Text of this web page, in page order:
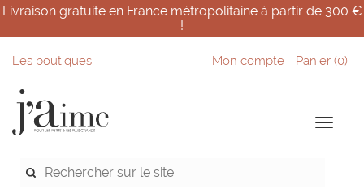
Livraison gratuite en France métropolitaine à partir de 300 €
!
Les boutiques Mon compte Panier (0)